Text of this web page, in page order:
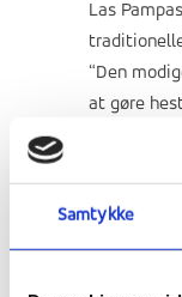
Samtykke
Las
“Den
at gøre
De fleste
“Folclore”